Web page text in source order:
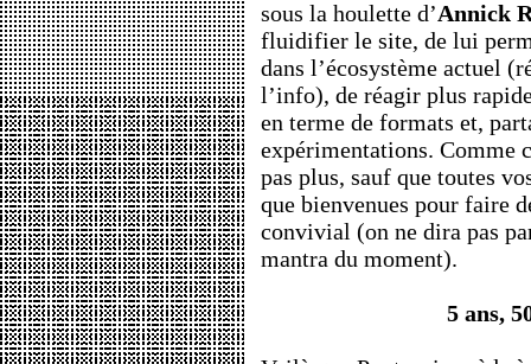
sous la houlette d’Annick
fluidifier le site, de lui
dans l’écosystème actuel
l’info), de réagir plus
en terme de formats et,
expérimentations. Comme
pas plus, sauf que toutes
que bienvenues pour faire
convivial (on ne dira pas
mantra du moment).
5 ans,